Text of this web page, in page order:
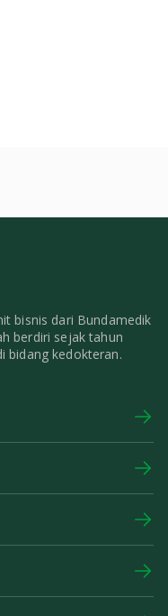
bisnis dari Bundamedik
berdiri sejak tahun
bidang kedokteran.